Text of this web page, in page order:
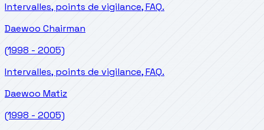
Intervalles, points de vigilance, FAQ.
Daewoo Chairman
(1998 - 2005)
Intervalles, points de vigilance, FAQ.
Daewoo Matiz
(1998 - 2005)